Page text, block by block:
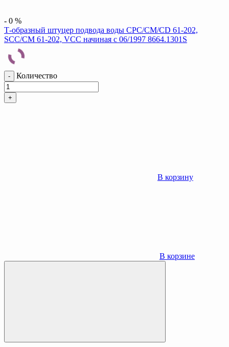
- 0 %
Т-образный штуцер подвода воды CPC/CM/CD 61-202,
SCC/CM 61-202, VCC начиная с 06/1997 8664.1301S
- Количество
+
В корзину
В корзине